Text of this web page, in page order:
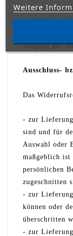
nur
zur Prüfung
Umgang mit
Ausschluss-
Das
- zur
sind und für
Auswahl oder
maßgeblich
persönlichen
zugeschnitten
- zur
können oder
überschritten
- zur
Weitere